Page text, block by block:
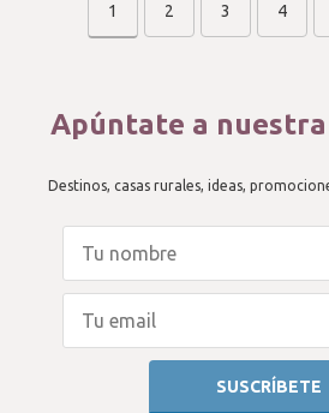
1 2 3 4
Apúntate a
Destinos, casas rurales, ideas,